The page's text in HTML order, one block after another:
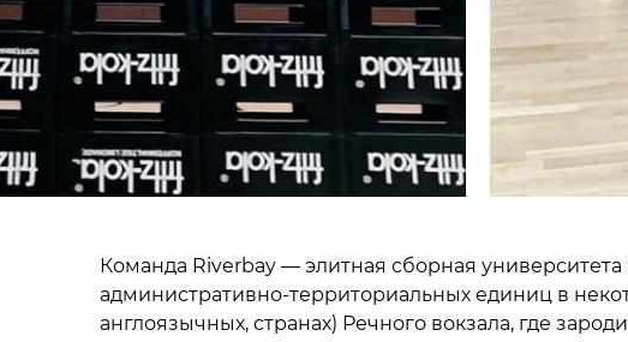
Команда Riverbay — элитная сборная
административно-территориальных единиц в
англоязычных, странах) Речного вокзала, где